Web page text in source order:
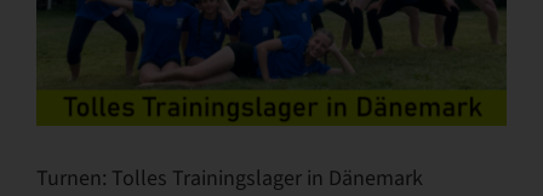
Turnen: Tolles Trainingslager in Dänemark